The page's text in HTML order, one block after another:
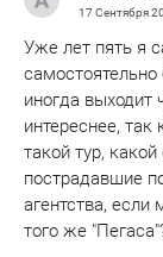
17 Сентября
Уже лет пять я
иногда выходит
интереснее,
такой тур,
пострадавшие
агентства,
того же